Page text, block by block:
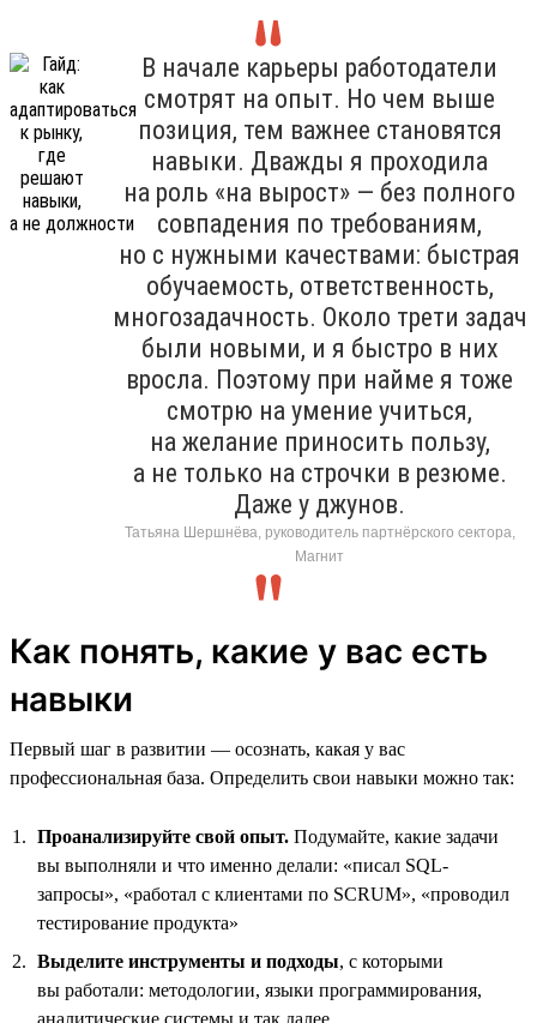
В начале карьеры работодатели
смотрят на опыт. Но чем выше
позиция, тем важнее становятся
навыки. Дважды я проходила
на роль «на вырост» — без полного
совпадения по требованиям,
но с нужными качествами: быстрая
обучаемость, ответственность,
многозадачность. Около трети задач
были новыми, и я быстро в них
вросла. Поэтому при найме я тоже
смотрю на умение учиться,
на желание приносить пользу,
а не только на строчки в резюме.
Даже у джунов.
Татьяна Шершнёва, руководитель партнёрского сектора,
Магнит
Как понять, какие у вас есть
навыки
Первый шаг в развитии — осознать, какая у вас
профессиональная база. Определить свои навыки можно так:
Проанализируйте свой опыт. Подумайте, какие задачи
вы выполняли и что именно делали: «писал SQL-
запросы», «работал с клиентами по SCRUM», «проводил
тестирование продукта»
Выделите инструменты и подходы, с которыми
вы работали: методологии, языки программирования,
аналитические системы и так далее